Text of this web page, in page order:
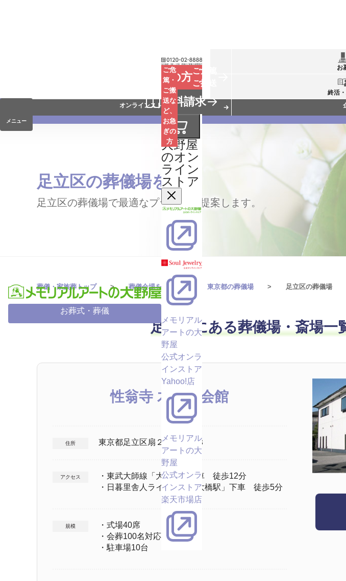
お葬式・葬儀
ご危
篤・
ご搬
送な
ど、
お急
ぎの
方
お急ぎの方ご危篤
ご搬送
資料請求
大野屋
のオン
ライン
ストア
メモリアル
アートの大
野屋
公式オンラ
インストア
Yahoo!店
メモリアル
アートの大
野屋
公式オンラ
インストア
楽天市場店
メニュー
お
終活
オンラインストア
足立区の葬儀場を探す
足立区の葬儀場で最適なプランをご提案します。
葬儀・家族葬トップ 葬儀会場を探す 東京都の葬儀場 足立区の葬儀場
足立区にある葬儀場・斎場一
性翁寺 木余堂会館
住所 東京都足立区扇２－１９－３
アクセス
・東武大師線「大師駅」下車 徒歩12分
・日暮里舎人ライナー「扇大橋駅」下車 徒歩5分
規模
・式場40席
・会葬100名対応
・駐車場10台